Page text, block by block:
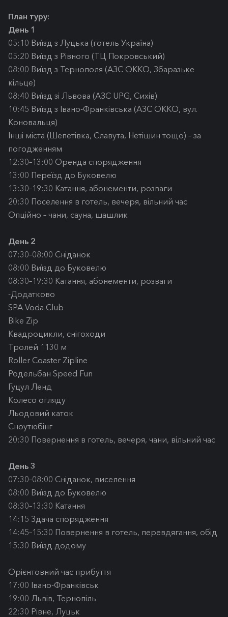
План туру:
День 1
05:10 Виїзд з Луцька (готель Україна)
05:20 Виїзд з Рівного (ТЦ Покровський)
08:00 Виїзд з Тернополя (АЗС ОККО, Збаразьке
кільце)
08:40 Виїзд зі Львова (АЗС UPG, Сихів)
10:45 Виїзд з Івано-Франківська (АЗС ОККО, вул.
Коновальця)
Інші міста (Шепетівка, Славута, Нетішин тощо) – за
погодженням
12:30–13:00 Оренда спорядження
13:00 Переїзд до Буковелю
13:30–19:30 Катання, абонементи, розваги
20:30 Поселення в готель, вечеря, вільний час
Опційно – чани, сауна, шашлик
День 2
07:30–08:00 Сніданок
08:00 Виїзд до Буковелю
08:30–19:30 Катання, абонементи, розваги
-Додатково
SPA Voda Club
Bike Zip
Квадроцикли, снігоходи
Тролей 1130 м
Roller Coaster Zipline
Родельбан Speed Fun
Гуцул Ленд
Колесо огляду
Льодовий каток
Сноутюбінг
20:30 Повернення в готель, вечеря, чани, вільний час
День 3
07:30–08:00 Сніданок, виселення
08:00 Виїзд до Буковелю
08:30–13:30 Катання
14:15 Здача спорядження
14:45–15:30 Повернення в готель, перевдягання, обід
15:30 Виїзд додому
Орієнтовний час прибуття
17:00 Івано-Франківськ
19:00 Львів, Тернопіль
22:30 Рівне, Луцьк